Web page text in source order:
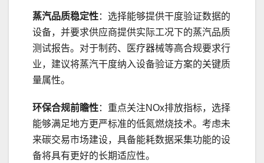
蒸汽品质稳定性：选择能够提供干度验证数据的
设备，并要求供应商提供实际工况下的蒸汽品质
测试报告。对于制药、医疗器械等高合规要求行
业，建议将蒸汽干度纳入设备验证方案的关键质
量属性。
环保合规前瞻性：重点关注NOx排放指标，选择
能够满足地方更严标准的低氮燃烧技术。考虑未
来碳交易市场建设，具备能耗数据采集功能的设
备将具有更好的长期适应性。